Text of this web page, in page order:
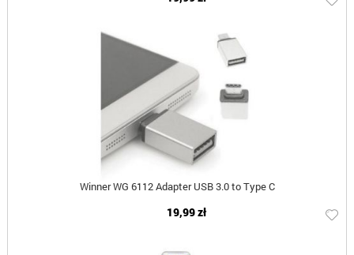
Winner WG 6112 Adapter USB 3.0 to Type C
19,99 zł